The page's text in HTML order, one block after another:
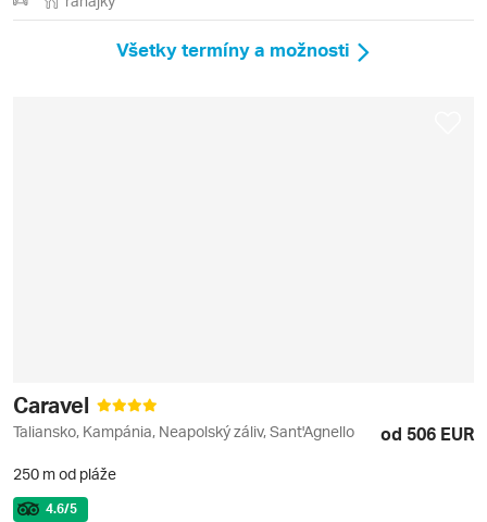
Všetky termíny a možnosti
Caravel
Taliansko, Kampánia, Neapolský záliv, Sant'Agnello od 506 EUR
250 m od pláže
4.6/5